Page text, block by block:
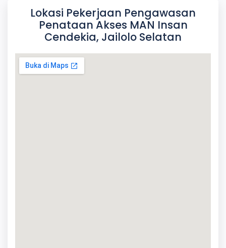
Lokasi Pekerjaan Pengawasan
Penataan Akses MAN Insan
Cendekia, Jailolo Selatan